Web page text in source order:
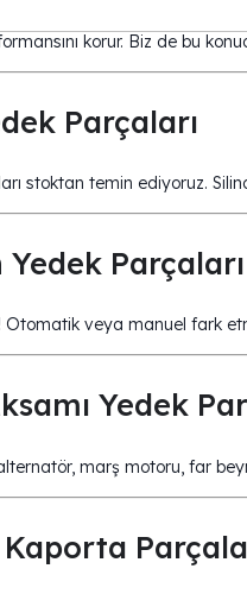
korur. Biz de bu
Parçaları
stoktan temin ediyoruz.
Parçaları
Otomatik veya manuel fark
Yedek
marş motoru, far